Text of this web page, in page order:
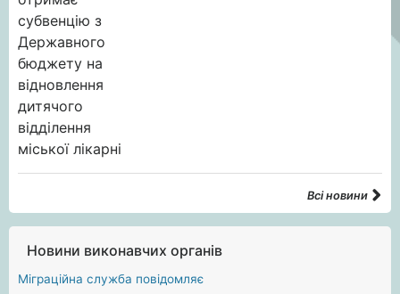
Всі новини
Новини виконавчих органів
Міграційна служба повідомляє